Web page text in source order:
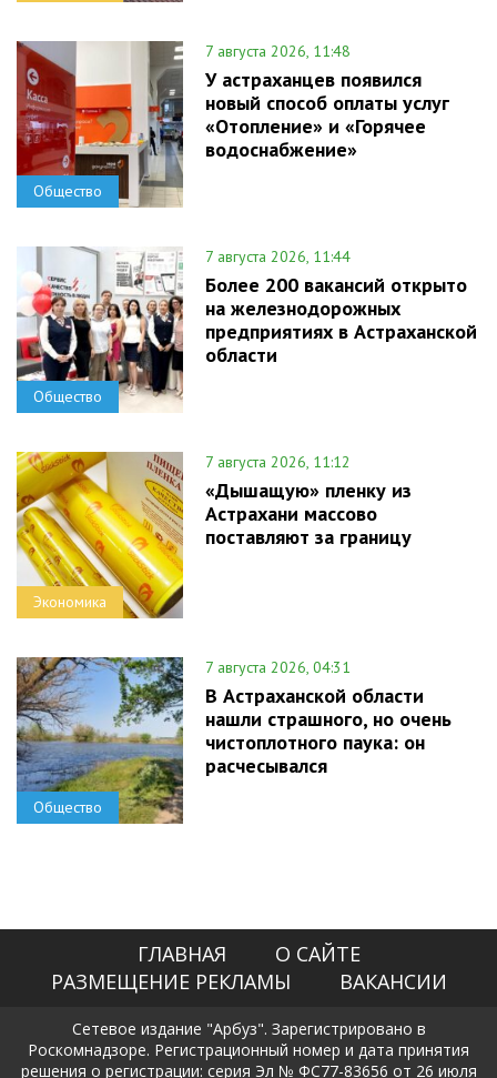
Общество
7 августа 2026, 11:48
У астраханцев появился
новый способ оплаты услуг
«Отопление» и «Горячее
водоснабжение»
Общество
7 августа 2026, 11:44
Более 200 вакансий открыто
на железнодорожных
предприятиях в Астраханской
области
Экономика
7 августа 2026, 11:12
«Дышащую» пленку из
Астрахани массово
поставляют за границу
Общество
7 августа 2026, 04:31
В Астраханской области
нашли страшного, но очень
чистоплотного паука: он
расчесывался
ГЛАВНАЯ
О САЙТЕ
РАЗМЕЩЕНИЕ РЕКЛАМЫ
ВАКАНСИИ
Сетевое издание "Арбуз". Зарегистрировано в
Роскомнадзоре. Регистрационный номер и дата принятия
решения о регистрации: серия Эл № ФС77-83656 от 26 июля